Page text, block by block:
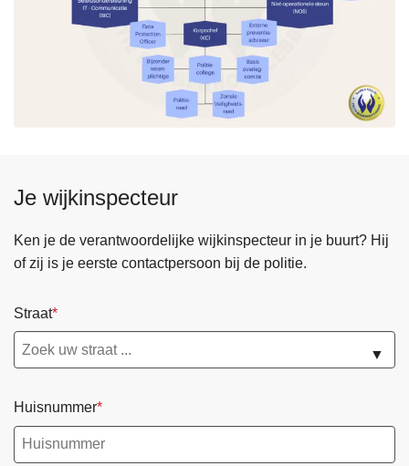
Je wijkinspecteur
Ken je de verantwoordelijke wijkinspecteur in je buurt? Hij
of zij is je eerste contactpersoon bij de politie.
Straat
▼
Huisnummer